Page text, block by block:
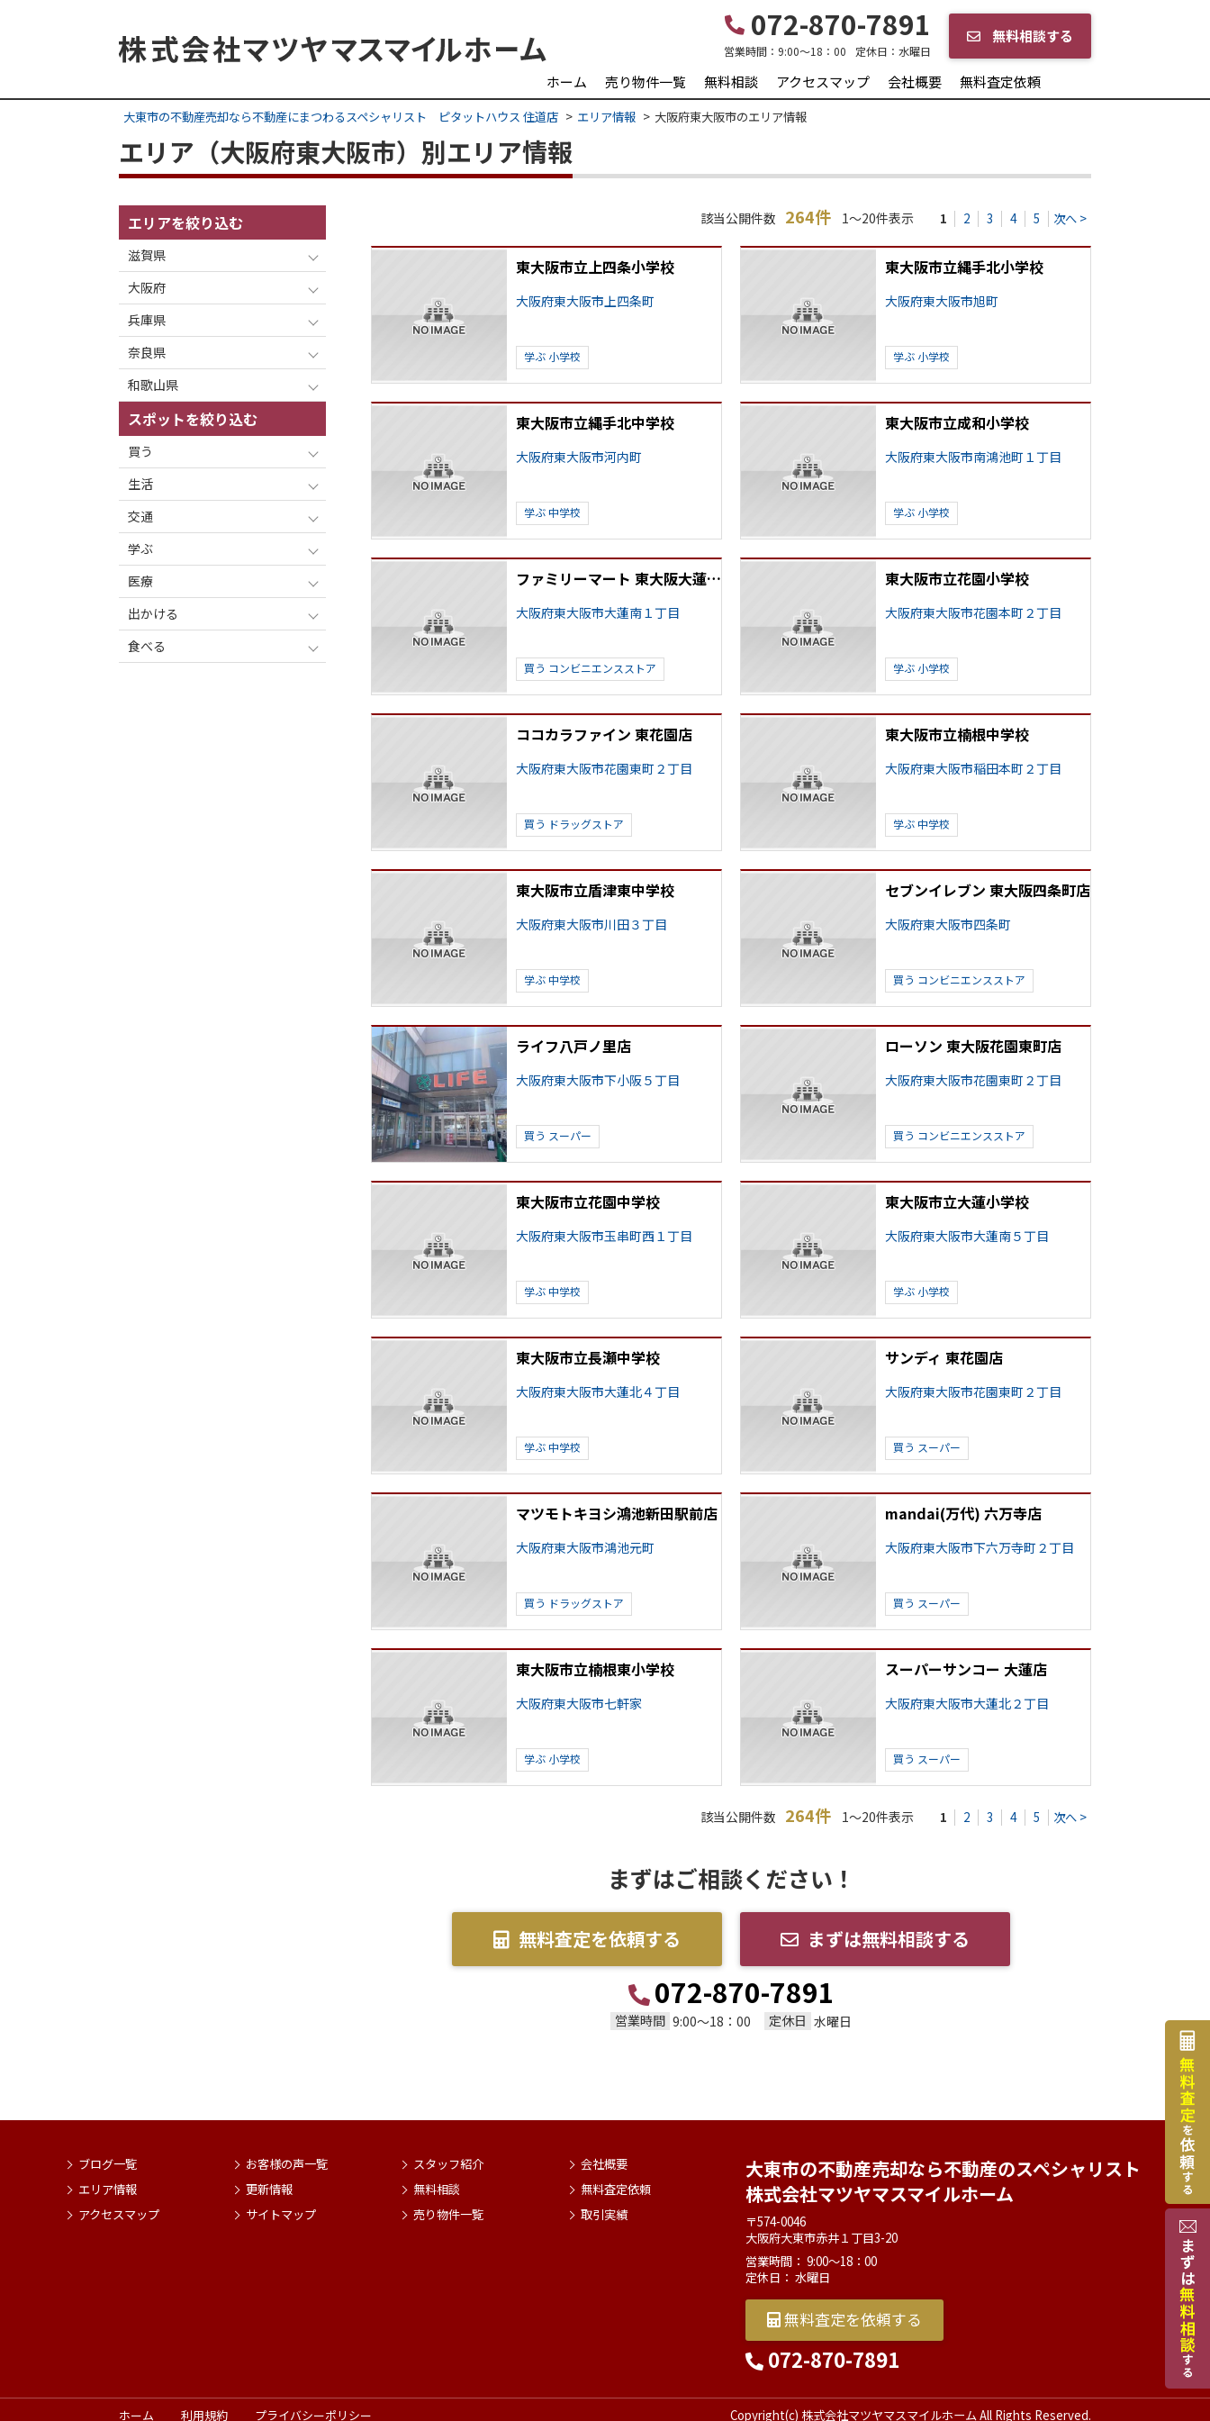
072-870-7891
営業時間： 9:00～18：00 定休日： 水曜日
無料相談する
ホーム 売り物件一覧 無料相談 アクセスマップ 会社概要 無料査定依頼
大東市の不動産売却なら不動産にまつわるスペシャリスト ピタットハウス 住道店 エリア情報 大阪府東大阪市のエリア情報
エリア（大阪府東大阪市）別エリア情報
該当公開件数 264件 1～20件表示 1 2 3 4 5 次へ >
東大阪市立上四条小学校
大阪府東大阪市上四条町
学ぶ 小学校
東大阪市立縄手北小学校
大阪府東大阪市旭町
学ぶ 小学校
東大阪市立縄手北中学校
大阪府東大阪市河内町
学ぶ中学校
東大阪市立成和小学校
大阪府東大阪市南鴻池町１丁目
学ぶ 小学校
ファミリーマート 東大阪大蓮南店
大阪府東大阪市大蓮南１丁目
買う コンビニエンスストア
東大阪市立花園小学校
大阪府東大阪市花園本町２丁目
学ぶ 小学校
ココカラファイン 東花園店
大阪府東大阪市花園東町２丁目
買う ドラッグストア
東大阪市立楠根中学校
大阪府東大阪市稲田本町２丁目
学ぶ中学校
東大阪市立盾津東中学校
大阪府東大阪市川田３丁目
学ぶ中学校
セブンイレブン 東大阪四条町店
大阪府東大阪市四条町
買う コンビニエンスストア
ライフ八戸ノ里店
大阪府東大阪市下小阪５丁目
買う スーパー
ローソン 東大阪花園東町店
大阪府東大阪市花園東町２丁目
買う コンビニエンスストア
東大阪市立花園中学校
大阪府東大阪市玉串町西１丁目
学ぶ中学校
東大阪市立大蓮小学校
大阪府東大阪市大蓮南５丁目
学ぶ 小学校
東大阪市立長瀬中学校
大阪府東大阪市大蓮北４丁目
学ぶ中学校
サンディ 東花園店
大阪府東大阪市花園東町２丁目
買う スーパー
マツモトキヨシ鴻池新田駅前店
大阪府東大阪市鴻池元町
買う ドラッグストア
mandai(万代) 六万寺店
大阪府東大阪市下六万寺町２丁目
買う スーパー
東大阪市立楠根東小学校
大阪府東大阪市七軒家
学ぶ 小学校
スーパーサンコー 大蓮店
大阪府東大阪市大蓮北２丁目
買う スーパー
該当公開件数 264件 1～20件表示 1 2 3 4 5 次へ >
まずはご相談ください！
無料査定を依頼する まずは無料相談する
072-870-7891
営業時間 9:00～18：00 定休日 水曜日
エリアを絞り込む
滋賀県
大阪府
兵庫県
奈良県
和歌山県
スポットを絞り込む
買う
生活
交通
学ぶ
医療
出かける
食べる
ブログ一覧
エリア情報
アクセスマップ
お客様の声一覧
更新情報
サイトマップ
スタッフ紹介
無料相談
売り物件一覧
会社概要
無料査定依頼
取引実績
大東市の不動産売却なら不動産のスペシャリスト
株式会社マツヤマスマイルホーム
〒574-0046
大阪府大東市赤井１丁目3-20
営業時間： 9:00～18：00
定休日： 水曜日
無料査定を依頼する
072-870-7891
ホーム 利用規約 プライバシーポリシー Copyright(c) 株式会社マツヤマスマイルホーム All Rights Reserved.